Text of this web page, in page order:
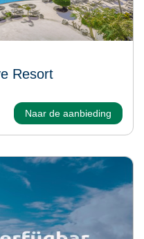
Resort
Naar de aanbieding